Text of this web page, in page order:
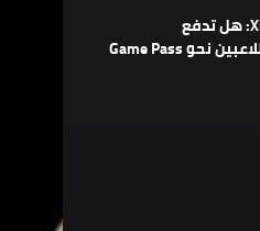
ارتفاع أسعار Xbox: هل تدفع
مايكروسوفت اللاعبين نحو Game Pass